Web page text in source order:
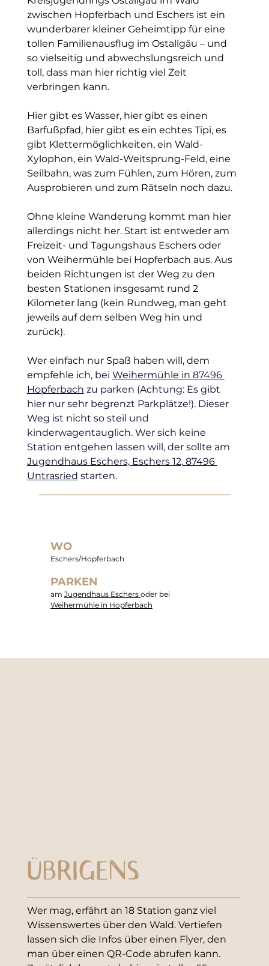
zwischen Hopferbach und Eschers ist ein
wunderbarer kleiner Geheimtipp für eine
tollen Familienausflug im Ostallgäu – und
so vielseitig und abwechslungsreich und
toll, dass man hier richtig viel Zeit
verbringen kann.
Hier gibt es Wasser, hier gibt es einen
Barfußpfad, hier gibt es ein echtes Tipi, es
gibt Klettermöglichkeiten, ein Wald-
Xylophon, ein Wald-Weitsprung-Feld, eine
Seilbahn, was zum Fühlen, zum Hören, zum
Ausprobieren und zum Rätseln noch dazu.
Ohne kleine Wanderung kommt man hier
allerdings nicht her. Start ist entweder am
Freizeit- und Tagungshaus Eschers oder
von Weihermühle bei Hopferbach aus. Aus
beiden Richtungen ist der Weg zu den
besten Stationen insgesamt rund 2
Kilometer lang (kein Rundweg, man geht
jeweils auf dem selben Weg hin und
zurück).
Wer einfach nur Spaß haben will, dem
empfehle ich, bei Weihermühle in 87496
Hopferbach zu parken (Achtung: Es gibt
hier nur sehr begrenzt Parkplätze!). Dieser
Weg ist nicht so steil und
kinderwagentauglich. Wer sich keine
Station entgehen lassen will, der sollte am
Jugendhaus Eschers, Eschers 12, 87496
Untrasried starten.
WO
Eschers/Hopferbach
PARKEN
am Jugendhaus Eschers oder bei
Weihermühle in Hopferbach
ÜBRIGENS
Wer mag, erfährt an 18 Station ganz viel
Wissenswertes über den Wald. Vertiefen
lassen sich die Infos über einen Flyer, den
man über einen QR-Code abrufen kann.